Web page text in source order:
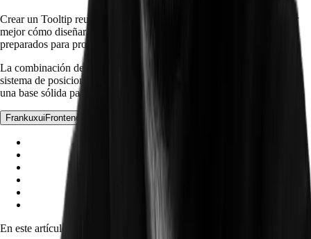
Crear un Tooltip reutilizable con JavaScript Vanilla permite entender
mejor cómo diseñar componentes UI desacoplados, accesibles y
preparados para producción.
La combinación de atributos
sistema de posicionamiento inteligente convierte este componente en
una base sólida para cualquier proyecto frontend moderno.
Frankuxui Frontend Developer
En este artículo